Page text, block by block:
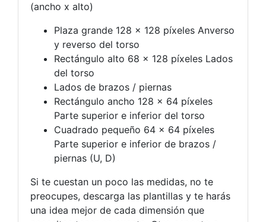
(ancho x alto)
Plaza grande 128 x 128 píxeles Anverso
y reverso del torso
Rectángulo alto 68 x 128 píxeles Lados
del torso
Lados de brazos / piernas
Rectángulo ancho 128 x 64 píxeles
Parte superior e inferior del torso
Cuadrado pequeño 64 x 64 píxeles
Parte superior e inferior de brazos /
piernas (U, D)
Si te cuestan un poco las medidas, no te
preocupes, descarga las plantillas y te harás
una idea mejor de cada dimensión que